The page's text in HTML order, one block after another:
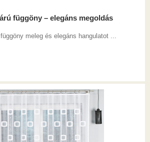
függöny – elegáns megoldás
meleg és elegáns hangulatot ...